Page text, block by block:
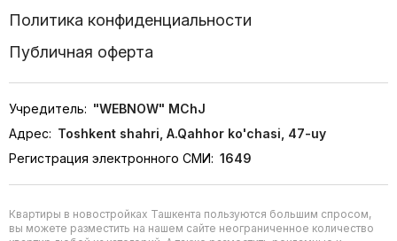
Политика конфиденциальности
Публичная оферта
Учредитель: "WEBNOW" MChJ
Адрес: Toshkent shahri, A.Qahhor ko'chasi, 47-uy
Регистрация электронного СМИ: 1649
Квартиры в новостройках Ташкента пользуются большим спросом,
вы можете разместить на нашем сайте неограниченное количество